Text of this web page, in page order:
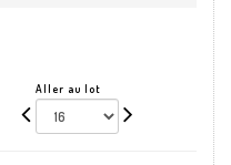
Aller au lot